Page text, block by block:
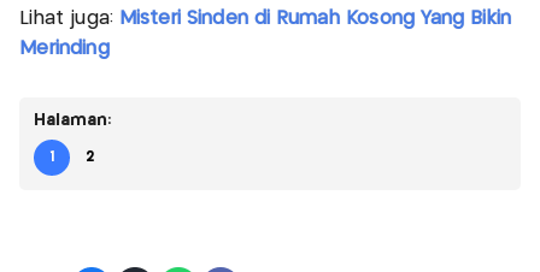
Lihat juga: Misteri Sinden di Rumah Kosong Yang Bikin
Merinding
Halaman:
1 2